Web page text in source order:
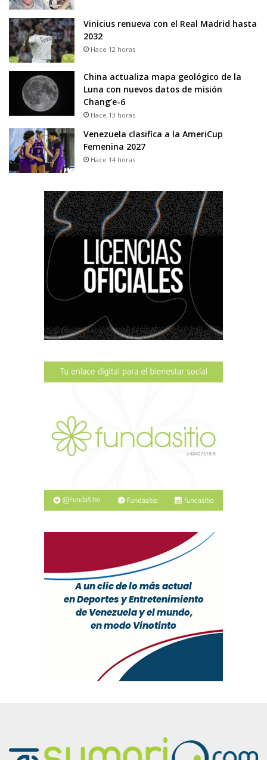
Vinicius renueva con el Real Madrid hasta
2032
Hace 12 horas
China actualiza mapa geológico de la
Luna con nuevos datos de misión
Chang’e-6
Hace 13 horas
Venezuela clasifica a la AmeriCup
Femenina 2027
Hace 14 horas